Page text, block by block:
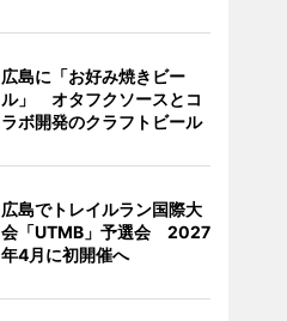
広島に「お好み焼きビー
ル」 オタフクソースとコ
ラボ開発のクラフトビール
広島でトレイルラン国際大
会「UTMB」予選会 2027
年4月に初開催へ